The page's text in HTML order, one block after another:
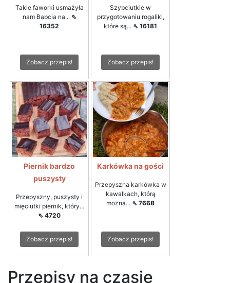
Takie faworki usmażyła
nam Babcia na... ⇖
16352
Zobacz przepis!
Szybciutkie w
przygotowaniu rogaliki,
które są... ⇖ 16181
Zobacz przepis!
Piernik bardzo
puszysty
Przepyszny, puszysty i
mięciutki piernik, który...
⇖ 4720
Zobacz przepis!
Karkówka na gości
Przepyszna karkówka w
kawałkach, którą
można... ⇖ 7668
Zobacz przepis!
Przepisy na czasie